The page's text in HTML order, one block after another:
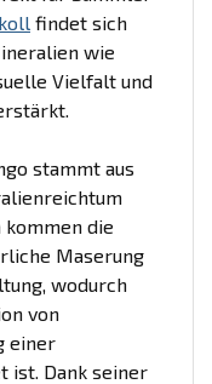
findet sich
wie
Vielfalt und
stammt aus
kommen die
Maserung
wodurch
von
einer
ist. Dank seiner